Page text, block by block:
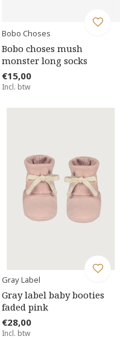
Bobo Choses
Bobo choses mush
monster long socks
€15,00
Incl. btw
Gray Label
Gray label baby booties
faded pink
€28,00
Incl. btw